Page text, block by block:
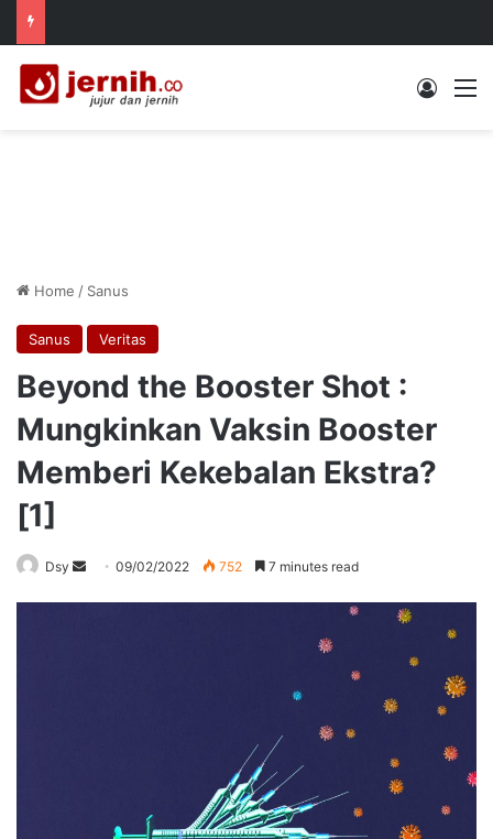
Log In
Home / Sanus
Sanus Veritas
Beyond the Booster Shot :
Mungkinkan Vaksin Booster
Memberi Kekebalan Ekstra?
[1]
Dsy
Send09/02/2022 752 7 minutes read